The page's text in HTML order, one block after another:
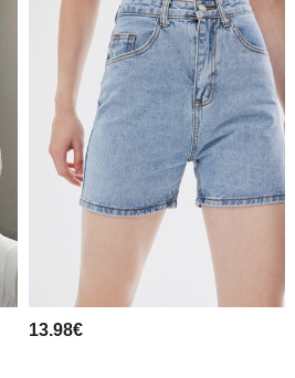
13.98€